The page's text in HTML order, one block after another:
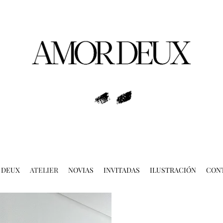
ATELIER NOVIAS INVITADAS ILUSTRACIÓN